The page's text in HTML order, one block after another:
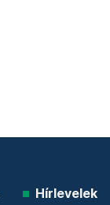
Hírlevelek